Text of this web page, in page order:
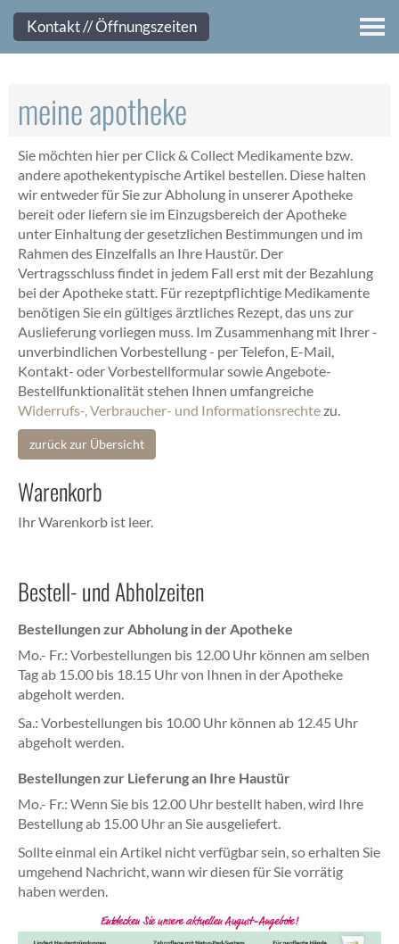
Kontakt
meine apotheke
Sie möchten hier per Click & Collect Medikamente bzw.
andere apothekentypische Artikel bestellen. Diese halten
wir entweder für Sie zur Abholung in unserer Apotheke
bereit oder liefern sie im Einzugsbereich der Apotheke
unter Einhaltung der gesetzlichen Bestimmungen und im
Rahmen des Einzelfalls an Ihre Haustür. Der
Vertragsschluss findet in jedem Fall erst mit der Bezahlung
bei der Apotheke statt. Für rezeptpflichtige Medikamente
benötigen Sie ein gültiges ärztliches Rezept, das uns zur
Auslieferung vorliegen muss. Im Zusammenhang mit Ihrer -
unverbindlichen Vorbestellung - per Telefon, E-Mail,
Kontakt- oder Vorbestellformular sowie Angebote-
Bestellfunktionalität stehen Ihnen umfangreiche
Widerrufs-, Verbraucher- und Informationsrechtezu.
zurück zur Übersicht
Warenkorb
Ihr Warenkorb ist leer.
Bestell- und Abholzeiten
Bestellungen zur Abholung in der Apotheke
Mo.- Fr.: Vorbestellungen bis 12.00 Uhr können am selben
Tag ab 15.00 bis 18.15 Uhr von Ihnen in der Apotheke
abgeholt werden.
Sa.: Vorbestellungen bis 10.00 Uhr können ab 12.45 Uhr
abgeholt werden.
Bestellungen zur Lieferung an Ihre Haustür
Mo.- Fr.: Wenn Sie bis 12.00 Uhr bestellt haben, wird Ihre
Bestellung ab 15.00 Uhr an Sie ausgeliefert.
Sollte einmal ein Artikel nicht verfügbar sein, so erhalten Sie
umgehend Nachricht, wann wir diesen für Sie vorrätig
haben werden.
Kontakt // Öffnungszeiten